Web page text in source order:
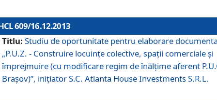
609/16.12.2013
Titlu: Studiu de oportunitate pentru elaborare
„P.U.Z. - Construire locuinţe colective, spaţii comerciale şi
împrejmuire (cu modificare regim de înălţime aferent
Braşov)”, iniţiator S.C. Atlanta House Investments S.R.L.